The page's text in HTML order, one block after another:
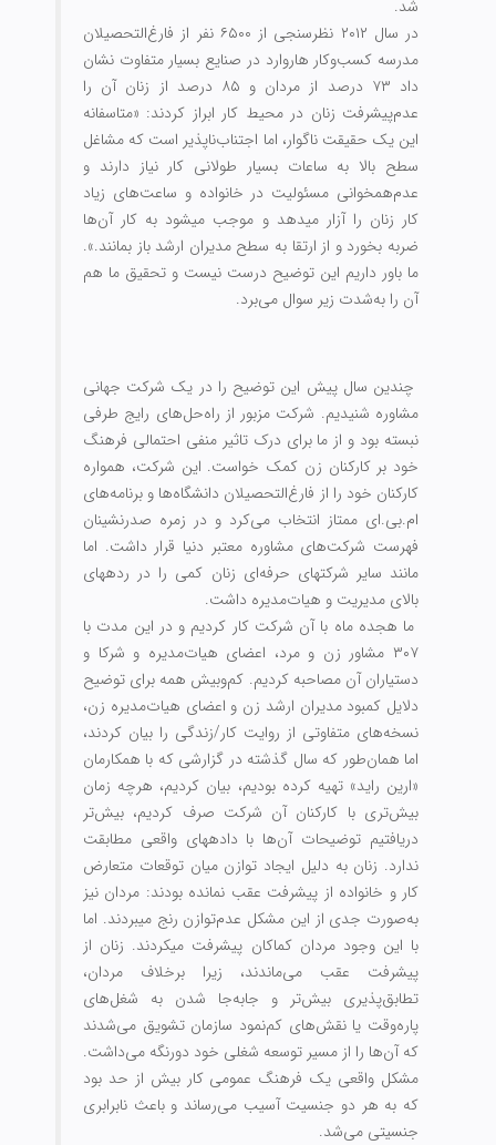
شد.
در سال ۲۰۱۲ نظرسنجی از ۶۵۰۰ نفر از فارغ‌التحصیلان
مدرسه کسب‌وکار هاروارد در صنایع بسیار متفاوت نشان
داد ۷۳ درصد از مردان و ۸۵ درصد از زنان آن را
عدم‌پیشرفت زنان در محیط کار ابراز کردند: «متاسفانه
این یک حقیقت ناگوار، اما اجتناب‌ناپذیر است که مشاغل
سطح بالا به ساعات بسیار طولانی کار نیاز دارند و
عدم‌همخوانی مسئولیت در خانواده و ساعت‌های زیاد
کار زنان را آزار می‏دهد و موجب می‏شود به کار آن‌ها
ضربه بخورد و از ارتقا به سطح مدیران ارشد باز بمانند.».
ما باور داریم این توضیح درست نیست و تحقیق ما هم
آن را به‌شدت زیر سوال می‌برد.
چندین سال پیش این توضیح را در یک شرکت جهانی
مشاوره شنیدیم. شرکت مزبور از راه‌حل‌های رایج طرفی
نبسته بود و از ما برای درک تاثیر منفی احتمالی فرهنگ
خود بر کارکنان زن کمک خواست. این شرکت، همواره
کارکنان خود را از فارغ‌‏التحصیلان دانشگاه‌ها و برنامه‌های
ام.بی.ای ممتاز انتخاب می‌کرد و در زمره صدرنشینان
فهرست شرکت‌های مشاوره معتبر دنیا قرار داشت. اما
مانند سایر شرکت‏های حرفه‌ای زنان کمی ‌را در رده‏های
بالای مدیریت و هیات‌مدیره داشت.
ما هجده ماه با آن شرکت کار کردیم و در این مدت با
۳۰۷ مشاور زن و مرد، اعضای هیات‌مدیره و شرکا و
دستیاران آن مصاحبه کردیم. کم‌وبیش همه برای توضیح
دلایل کمبود مدیران ارشد زن و اعضای هیات‌مدیره زن،
نسخه‏‌های متفاوتی از روایت کار/زندگی را بیان ‏کردند،
اما همان‌طور که سال گذشته در گزارشی که با همکارمان
«ارین راید» تهیه کرده بودیم، بیان کردیم، هرچه زمان
بیش‌تری با کارکنان آن شرکت صرف کردیم، بیش‌تر
دریافتیم توضیحات آن‌ها با داده‏های واقعی مطابقت
ندارد. زنان به دلیل ایجاد توازن میان توقعات متعارض
کار و خانواده از پیشرفت عقب نمانده‏ بودند: مردان نیز
به‌صورت جدی از این مشکل عدم‌توازن رنج می‏بردند. اما
با این وجود مردان کماکان پیشرفت می‏کردند. زنان از
پیشرفت عقب می‌‏ماندند، زیرا برخلاف مردان،
تطابق‌‏پذیری بیش‌تر و جابه‌جا شدن به شغل‌‏های
پاره‌‏وقت یا نقش‌‏های کم‌نمود سازمان تشویق می‌‏شدند
که آن‌ها را از مسیر توسعه شغلی خود دور‌نگه می‏‌داشت.
مشکل واقعی یک فرهنگ عمومی ‌کار بیش از حد بود
که به هر دو جنسیت آسیب می‌رساند و باعث نابرابری‏
جنسیتی می‌شد.